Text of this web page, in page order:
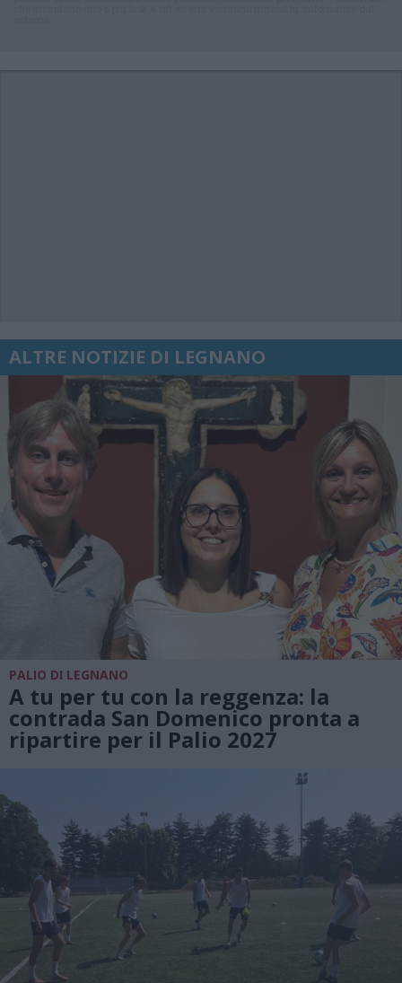
ALTRE NOTIZIE DI LEGNANO
PALIO DI LEGNANO
A tu per tu con la reggenza: la
contrada San Domenico pronta a
ripartire per il Palio 2027